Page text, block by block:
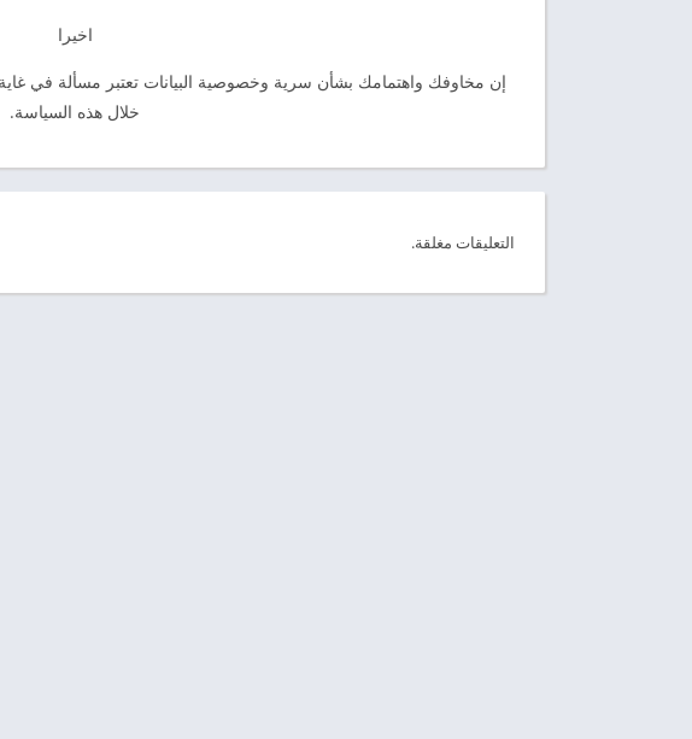
اخيرا
إن مخاوفك واهتمامك بشأن سرية وخصوصية البيانات تعتبر مسألة في
خلال هذه السياسة.
التعليقات مغلقة.